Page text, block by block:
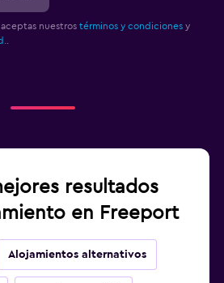
nuestros términos y condiciones y
resultados
en Freeport
Alojamientos alternativos